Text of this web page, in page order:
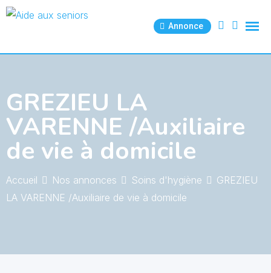
Skip
Annonce
GREZIEU LA
VARENNE /Auxiliaire
de vie à domicile
Accueil Nos annonces Soins d'hygiène
GREZIEU
LA VARENNE /Auxiliaire de vie à domicile